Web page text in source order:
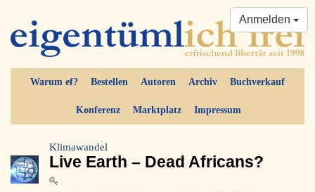
Warum ef? Bestellen Autoren Archiv Buchverkauf
Konferenz Marktplatz Impressum
Anmelden
Klimawandel
Live Earth – Dead Africans?